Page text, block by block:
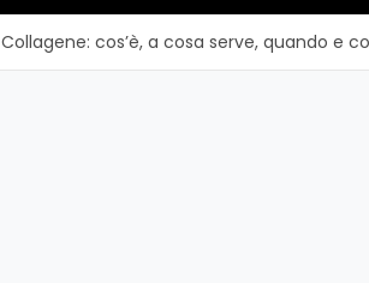
Collagene: cos’è, a cosa serve, quando e